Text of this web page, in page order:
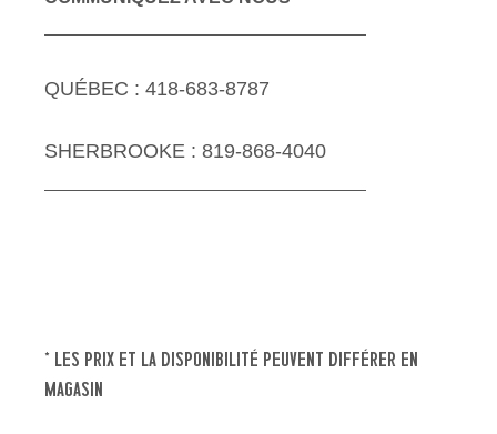
QUÉBEC : 418-683-8787
SHERBROOKE : 819-868-4040
* les prix et la disponibilité peuvent différer en
magasin